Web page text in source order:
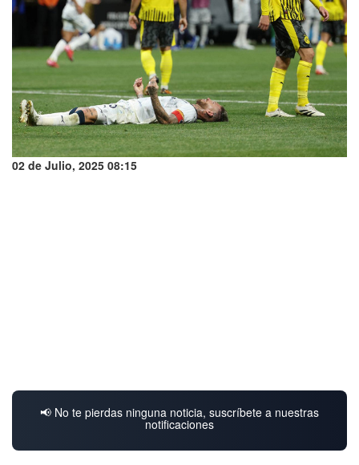
02 de Julio, 2025 08:15
📢 No te pierdas ninguna noticia, suscríbete a nuestras
notificaciones